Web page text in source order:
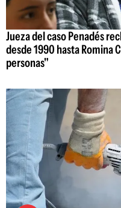
Jueza del caso Penadés
desde 1990 hasta Romina
personas"